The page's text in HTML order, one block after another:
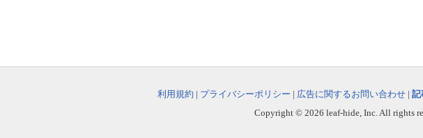
利用規約 | プライバシーポリシー | 広告に関するお問い合わせ | 記
Copyright © 2026 leaf-hide, Inc. All rights